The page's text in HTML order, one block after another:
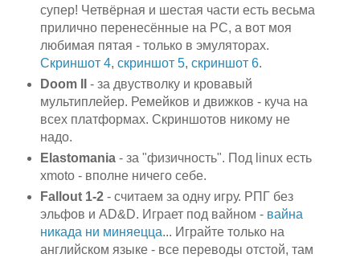
супер! Четвёрная и шестая части есть весьма
прилично перенесённые на PC, а вот моя
любимая пятая - только в эмуляторах.
Скриншот 4, скриншот 5, скриншот 6.
Doom II
- за двустволку и кровавый
мультиплейер. Ремейков и движков - куча на
всех платформах. Скриншотов никому не
надо.
Elastomania- за "физичность". Под linux есть
xmoto - вполне ничего себе.
Fallout 1-2- считаем за одну игру. РПГ без
эльфов и AD&D. Играет под вайном - вайна
никада ни миняецца... Играйте только на
английском языке - все переводы отстой, там